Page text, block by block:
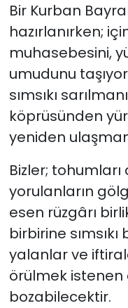
Bir Kurban
hazırlanırken;
muhasebesini,
umudunu
sımsıkı
köprüsünden
yeniden
Bizler;
yorulanların
esen rüzgârı
birbirine sımsıkı
yalanlar ve
örülmek
bozabilecektir.